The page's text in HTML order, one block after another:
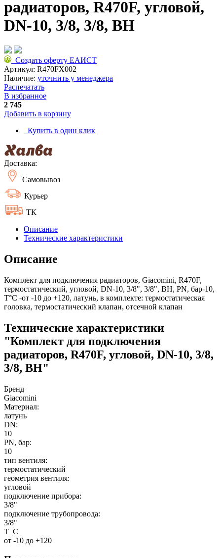
радиаторов, R470F, угловой,
DN-10, 3/8, 3/8, ВН
Создать оферту ЕАИСТ
Артикул: R470FX002
Наличие: уточнить у менеджера
Распечатать
В избранное
2 745
Добавить в корзину
Купить в один клик
Доставка:
Самовывоз
Курьер
ТК
Описание
Технические характеристики
Описание
Комплект для подключения радиаторов, Giacomini, R470F,
термостатический, угловой, DN-10, 3/8", 3/8", ВН, PN, бар-10,
T°C -от -10 до +120, латунь, в комплекте: термостатическая
головка, термостатический клапан, отсечной клапан
Технические характеристики
"Комплект для подключения
радиаторов, R470F, угловой, DN-10, 3/8,
3/8, ВН"
Бренд
Giacomini
Материал:
латунь
DN:
10
PN, бар:
10
тип вентиля:
термостатический
геометрия вентиля:
угловой
подключение прибора:
3/8"
подключение трубопровода:
3/8"
T_C
от -10 до +120